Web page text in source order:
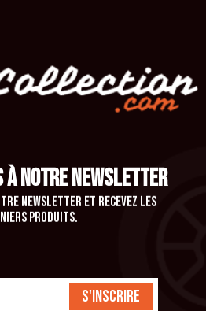
NOTRE NEWSLETTER
newsletter et recevez les
produits.
S'inscrire